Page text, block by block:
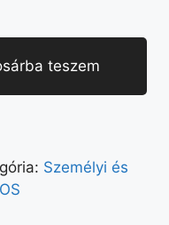
teszem
Személyi és